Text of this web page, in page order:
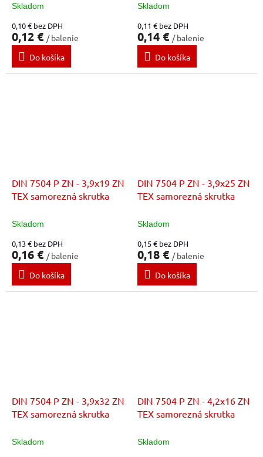
Skladom
0,10 € bez DPH
0,12 € / balenie
Do košíka
Skladom
0,11 € bez DPH
0,14 € / balenie
Do košíka
DIN 7504 P ZN - 3,9x19 ZN
TEX samorezná skrutka
Skladom
0,13 € bez DPH
0,16 € / balenie
Do košíka
DIN 7504 P ZN - 3,9x25 ZN
TEX samorezná skrutka
Skladom
0,15 € bez DPH
0,18 € / balenie
Do košíka
DIN 7504 P ZN - 3,9x32 ZN
TEX samorezná skrutka
Skladom
DIN 7504 P ZN - 4,2x16 ZN
TEX samorezná skrutka
Skladom